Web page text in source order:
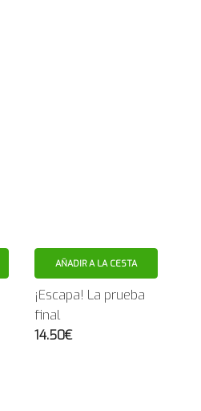
AÑADIR A LA CESTA
¡Escapa! La prueba
final
14.50€